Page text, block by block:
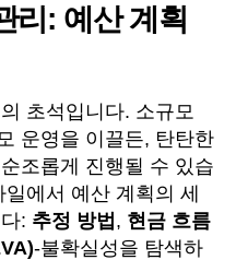
리: 예산 계획
초석입니다. 소규모
운영을 이끌든, 탄탄한
조롭게 진행될 수 있습
에서 예산 계획의 세
: 추정 방법 , 현금 흐름
-불확실성을 탐색하